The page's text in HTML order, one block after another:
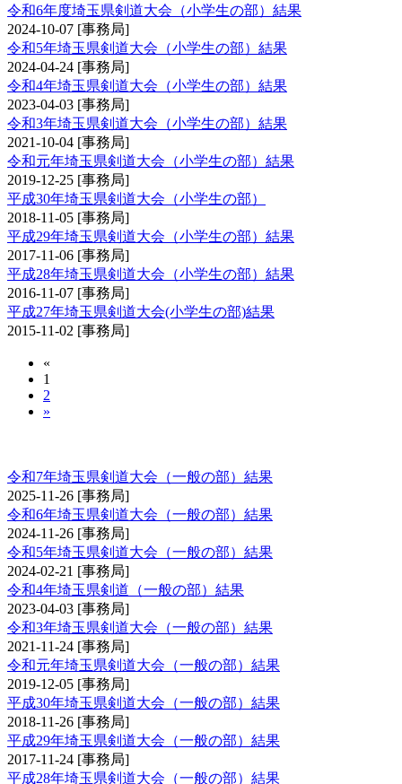
令和6年度埼玉県剣道大会（小学生の部）結果
2024-10-07 [事務局]
令和5年埼玉県剣道大会（小学生の部）結果
2024-04-24 [事務局]
令和4年埼玉県剣道大会（小学生の部）結果
2023-04-03 [事務局]
令和3年埼玉県剣道大会（小学生の部）結果
2021-10-04 [事務局]
令和元年埼玉県剣道大会（小学生の部）結果
2019-12-25 [事務局]
平成30年埼玉県剣道大会（小学生の部）
2018-11-05 [事務局]
平成29年埼玉県剣道大会（小学生の部）結果
2017-11-06 [事務局]
平成28年埼玉県剣道大会（小学生の部）結果
2016-11-07 [事務局]
平成27年埼玉県剣道大会(小学生の部)結果
2015-11-02 [事務局]
«
1
2
»
令和7年埼玉県剣道大会（一般の部）結果
2025-11-26 [事務局]
令和6年埼玉県剣道大会（一般の部）結果
2024-11-26 [事務局]
令和5年埼玉県剣道大会（一般の部）結果
2024-02-21 [事務局]
令和4年埼玉県剣道（一般の部）結果
2023-04-03 [事務局]
令和3年埼玉県剣道大会（一般の部）結果
2021-11-24 [事務局]
令和元年埼玉県剣道大会（一般の部）結果
2019-12-05 [事務局]
平成30年埼玉県剣道大会（一般の部）結果
2018-11-26 [事務局]
平成29年埼玉県剣道大会（一般の部）結果
2017-11-24 [事務局]
平成28年埼玉県剣道大会（一般の部）結果